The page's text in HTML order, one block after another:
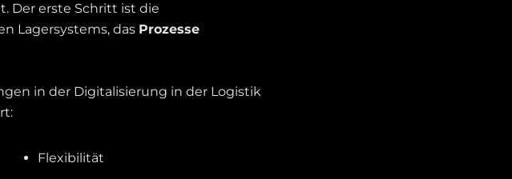
Der erste Schritt ist die
Lagersystems, das Prozesse
in der Digitalisierung in der Logistik
Flexibilität